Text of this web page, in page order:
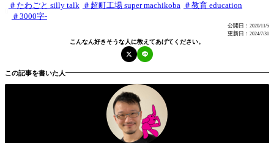

たわごと silly talk 超町工場 super machikoba
教育 education
3000字-
公開日： 2020/11/5
更新日： 2024/7/31
こんなん好きそうな人に教えてあげてください。
この記事を書いた人